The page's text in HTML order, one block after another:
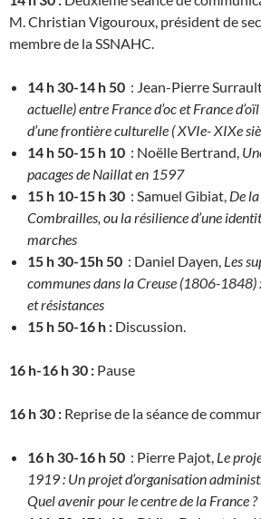
M. Christian Vigouroux, président de
membre de la SSNAHC.
14 h 30-14 h 50 : Jean-Pierre
actuelle) entre France d’oc et France
d’une frontière culturelle ( XVIe- XIXe
14 h 50-15 h 10 : Noëlle Bertrand,
pacages de Naillat en 1597
15 h 10-15 h 30 : Samuel Gibiat, De
Combrailles, ou la résilience d’une
marches
15 h 30-15h 50 : Daniel Dayen, Les
communes dans la Creuse (1806-1848)
et résistances
15 h 50-16 h : Discussion.
16 h-16 h 30 : Pause
16 h 30 : Reprise de la séance de
16 h 30-16 h 50 : Pierre Pajot, Le
1919 : Un projet d’organisation
Quel avenir pour le centre de la France ?